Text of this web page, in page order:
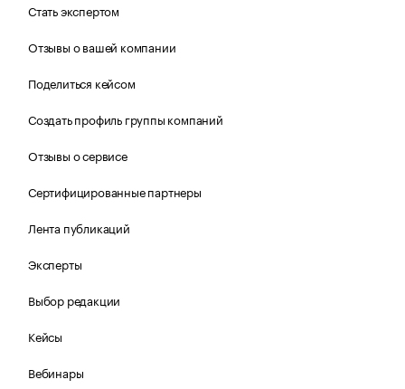
Стать экспертом
Отзывы о вашей компании
Поделиться кейсом
Создать профиль группы компаний
Отзывы о сервисе
Сертифицированные партнеры
Лента публикаций
Эксперты
Выбор редакции
Кейсы
Вебинары